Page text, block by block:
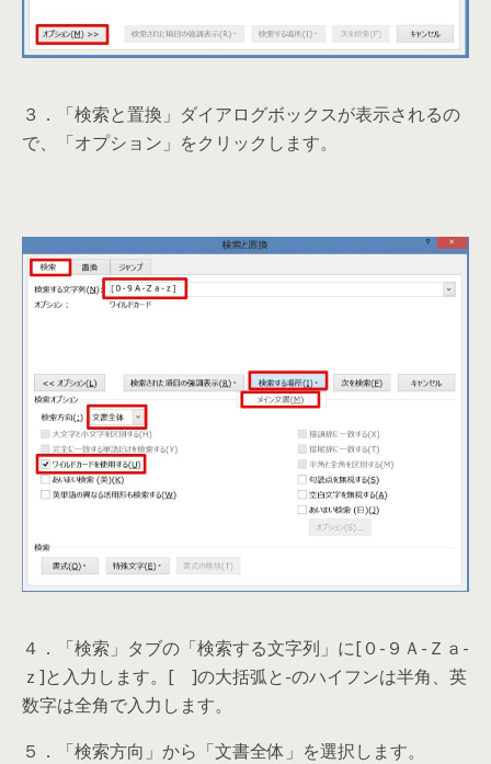
３．「検索と置換」ダイアログボックスが表示されるの
で、「オプション」をクリックします。
４．「検索」タブの「検索する文字列」に[０-９Ａ-Ｚａ-
ｚ]と入力します。[ ]の大括弧と-のハイフンは半角、英
数字は全角で入力します。
５．「検索方向」から「文書全体」を選択します。